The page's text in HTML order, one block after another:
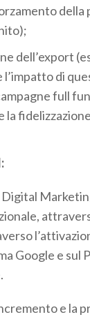
dell’export
di
full
la
Google e sul
e la